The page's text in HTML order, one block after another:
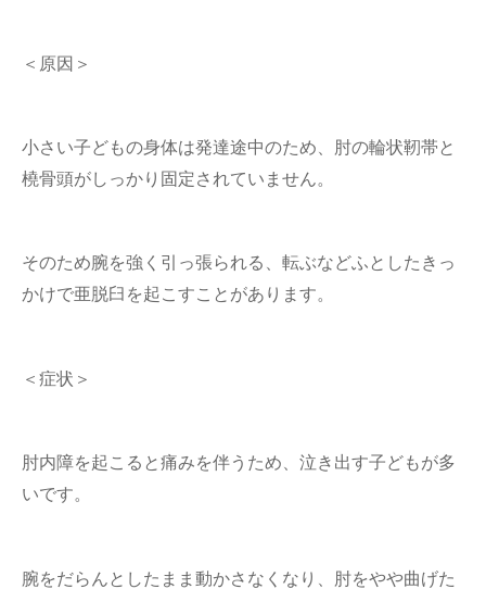
＜原因＞
小さい子どもの身体は発達途中のため、肘の輪状靭帯と
橈骨頭がしっかり固定されていません。
そのため腕を強く引っ張られる、転ぶなどふとしたきっ
かけで亜脱臼を起こすことがあります。
＜症状＞
肘内障を起こると痛みを伴うため、泣き出す子どもが多
いです。
腕をだらんとしたまま動かさなくなり、肘をやや曲げた